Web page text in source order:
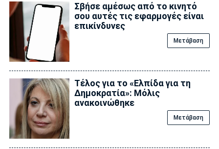
Σβήσε αμέσως από το κινητό
σου αυτές τις εφαρμογές είναι
επικίvδυνες
Μετάβαση
Τέλος για το «Ελπίδα για τη
Δημοκρατία»: Μόλις
ανακοινώθηκε
Μετάβαση